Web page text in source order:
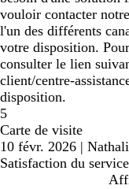
vouloir contacter
l'un des différents
votre disposition.
consulter le lien
client/centre-
disposition.
5
Carte de visite
10 févr. 2026 |
Satisfaction du